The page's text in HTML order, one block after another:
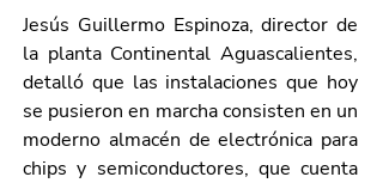
Jesús Guillermo Espinoza, director de
la planta Continental Aguascalientes,
detalló que las instalaciones que hoy
se pusieron en marcha consisten en un
moderno almacén de electrónica para
chips y semiconductores, que cuenta